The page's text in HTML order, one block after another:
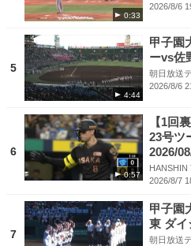
0:33
2026/8/6
5
4:44
甲子園
ーvs佐
朝日放送
2026/8/6
6
0:57
【1回
23号ツ
2026/
HANSHIN
2026/8/7
7
甲子園
東 ダイ
朝日放送